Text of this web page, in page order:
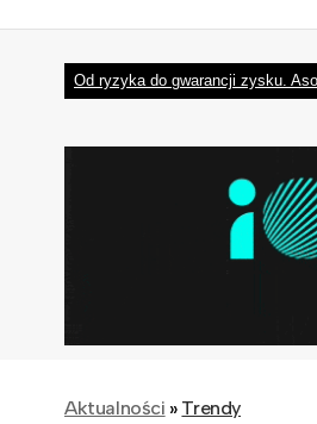
Od ryzyka do gwarancji zysku.
Aktualności » Trendy